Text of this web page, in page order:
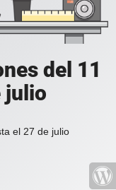
del 11
julio
el 27 de julio